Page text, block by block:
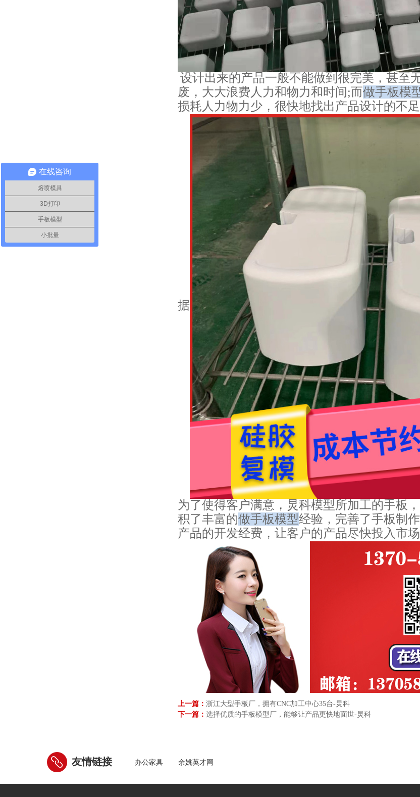
设计出来的产品一般不能做到很完美，甚至
废，大大浪费人力和物力和时间;而做手板模
损耗人力物力少，很快地找出产品设计的不
据
为了使得客户满意，炅科模型所加工的手板
积了丰富的做手板模型经验，完善了手板制
产品的开发经费，让客户的产品尽快投入市
上一篇： 浙江大型手板厂，拥有CNC加工中心35台-炅科
下一篇： 选择优质的手板模型厂，能够让产品更快地面世-炅科
友情链接 办公家具 余姚英才网
在线咨询
熔喷模具
3D打印
手板模型
小批量